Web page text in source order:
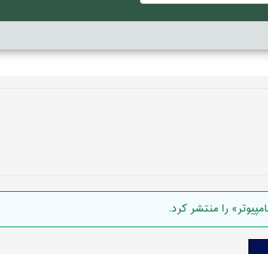
را منتشر کرد.